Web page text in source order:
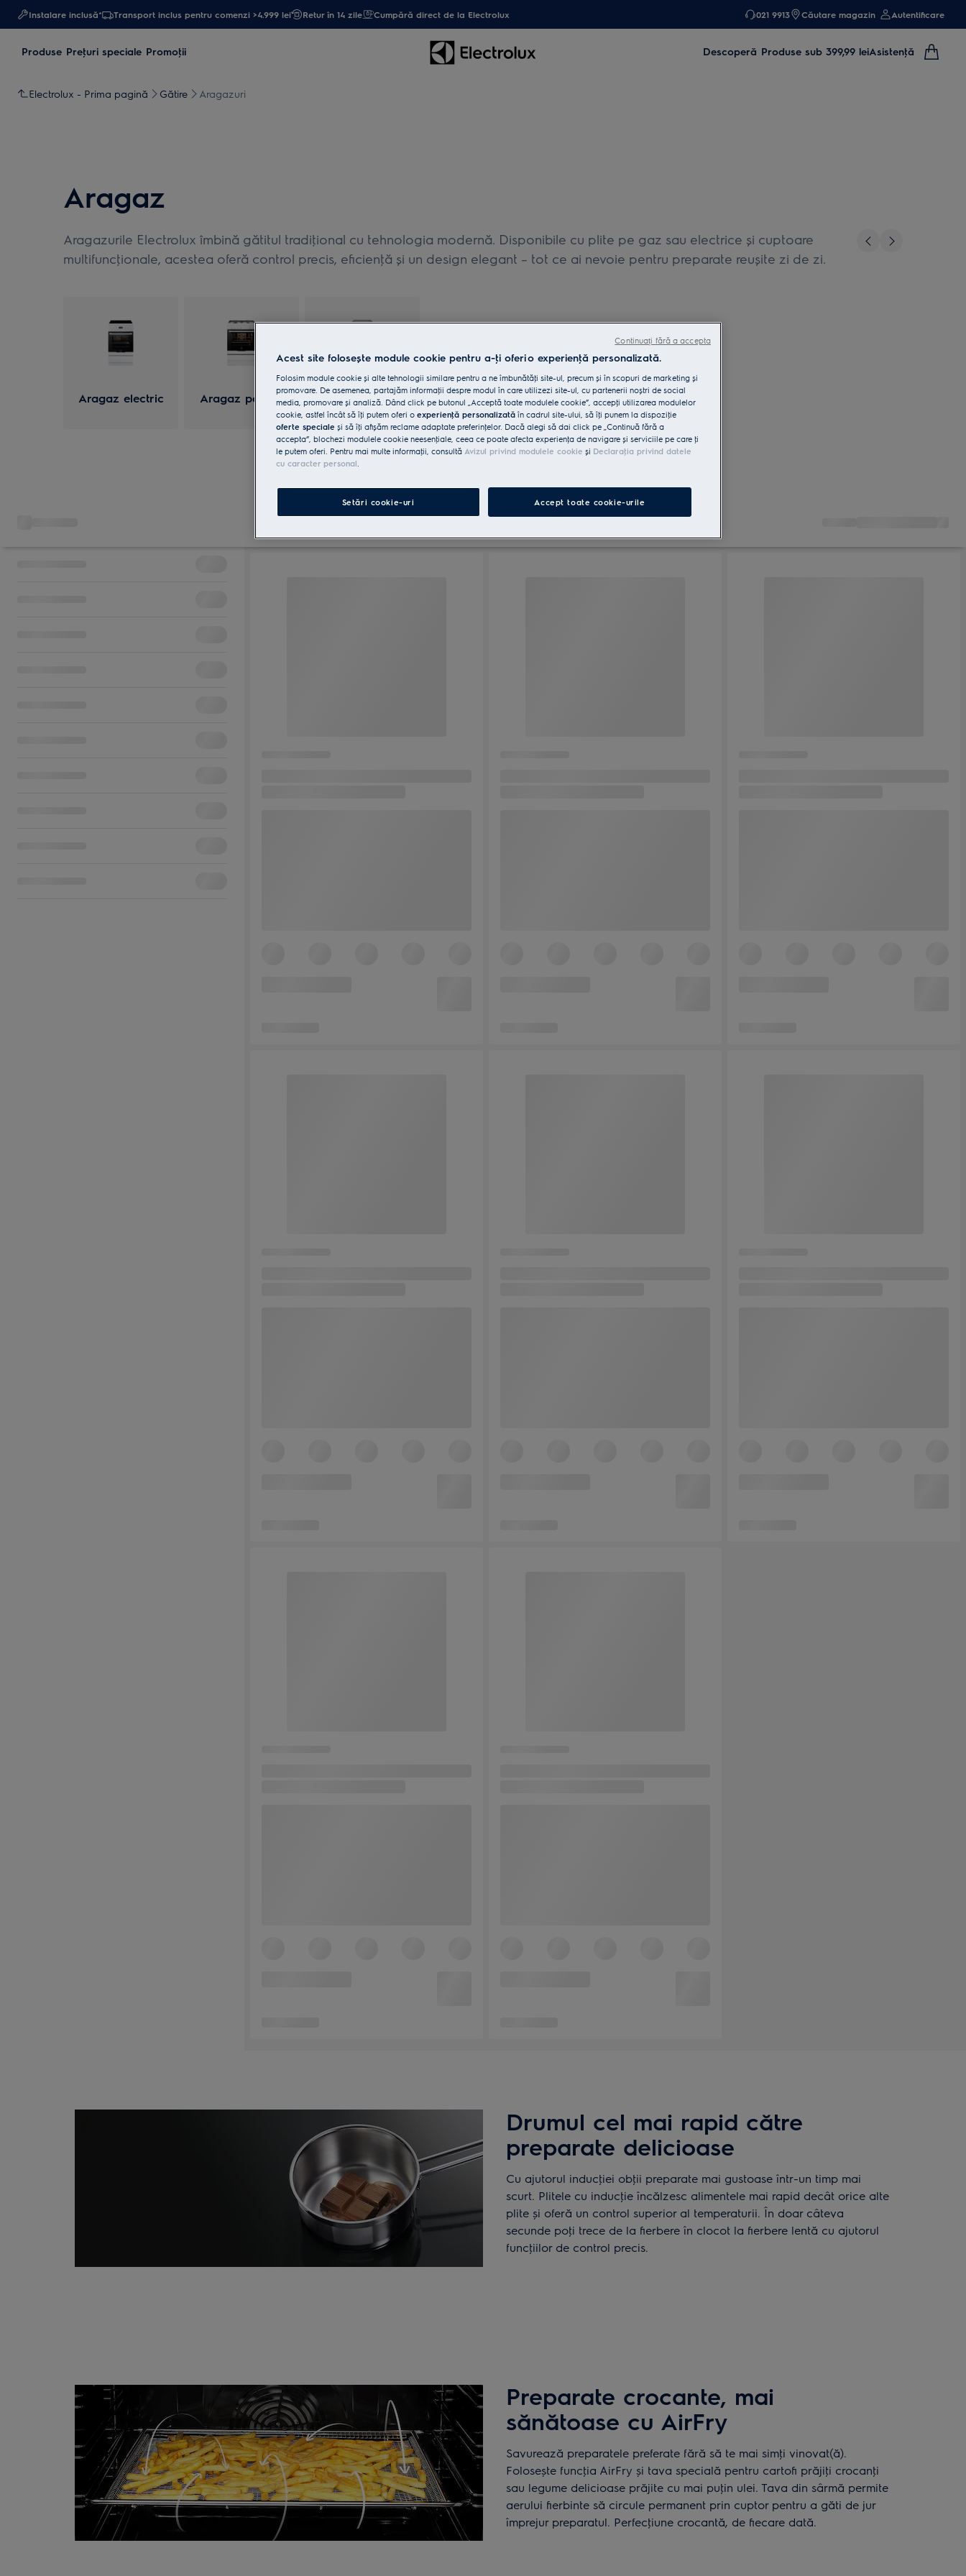
Instalare inclusă* Transport inclus pentru comenzi >4.999 lei Retur în 14 zile Cumpără direct de la Electrolux 021 9913 Căutare magazin Autentificare
Produse Preţuri speciale Promoţii Descoperă Produse sub 399,99 leiAsistenţă
Electrolux - Prima pagină Gătire Aragazuri
Aragaz
Aragazurile Electrolux îmbină gătitul tradiţional cu tehnologia modernă. Disponibile cu plite pe gaz sau electrice şi cuptoare
multifuncţionale, acestea oferă control precis, eficienţă şi un design elegant – tot ce ai nevoie pentru preparate reuşite zi de zi.
Aragaz electric Aragaz pe gaz Aragaz mixt
Drumul cel mai rapid către
preparate delicioase
Cu ajutorul inducţiei obţii preparate mai gustoase într-un timp mai
scurt. Plitele cu inducţie încălzesc alimentele mai rapid decât orice alte
plite și oferă un control superior al temperaturii. În doar câteva
secunde poţi trece de la fierbere în clocot la fierbere lentă cu ajutorul
funcţiilor de control precis.
Preparate crocante, mai
sănătoase cu AirFry
Savurează preparatele preferate fără să te mai simţi vinovat(ă).
Folosește funcţia AirFry și tava specială pentru cartofi prăjiţi crocanţi
sau legume delicioase prăjite cu mai puţin ulei. Tava din sârmă permite
aerului fierbinte să circule permanent prin cuptor pentru a găti de jur
împrejur preparatul. Perfecţiune crocantă, de fiecare dată.
Acest site folosește module cookie pentru a-ţi oferi o experienţă personalizată.
Folosim module cookie și alte tehnologii similare pentru a ne îmbunătăţi site-ul, precum și în scopuri de marketing și
promovare. De asemenea, partajăm informaţii despre modul în care utilizezi site-ul, cu partenerii noștri de social
media, promovare și analiză. Dând click pe butonul „Acceptă toate modulele cookie”, accepţi utilizarea modulelor
cookie, astfel încât să îţi putem oferi o experienţă personalizată în cadrul site-ului, să îţi punem la dispoziţie
oferte speciale și să îţi afișăm reclame adaptate preferinţelor. Dacă alegi să dai click pe „Continuă fără a
accepta”, blochezi modulele cookie neesenţiale, ceea ce poate afecta experienţa de navigare și serviciile pe care ţi
le putem oferi. Pentru mai multe informaţii, consultă Avizul privind modulele cookie și Declaraţia privind datele
cu caracter personal.
Setări cookie-uri Accept toate cookie-urile
Continuați fără a accepta